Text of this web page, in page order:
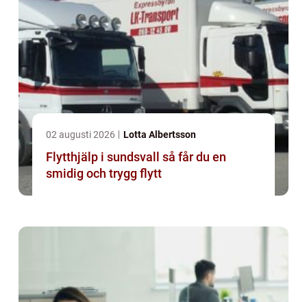
02 augusti 2026 Lotta Albertsson
Flytthjälp i sundsvall så får du en
smidig och trygg flytt